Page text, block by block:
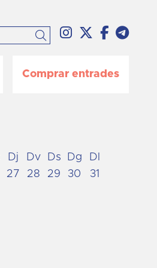
Link aLink a
Link a
Cercar
Comprar entrades
Dj
27
Dv
28
Ds
29
Dg
30
Dl
31